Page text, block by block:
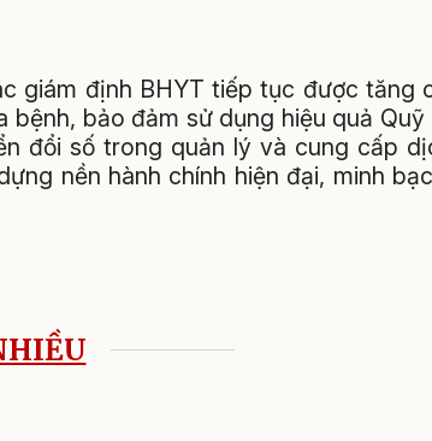
giám định BHYT tiếp tục được tăng
bệnh, bảo đảm sử dụng hiệu quả
đổi số trong quản lý và cung cấp
nền hành chính hiện đại, minh